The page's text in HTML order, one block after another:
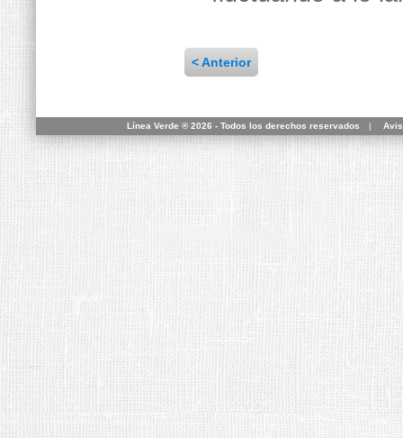
< Anterior
Línea Verde ® 2026 - Todos los derechos reservados |